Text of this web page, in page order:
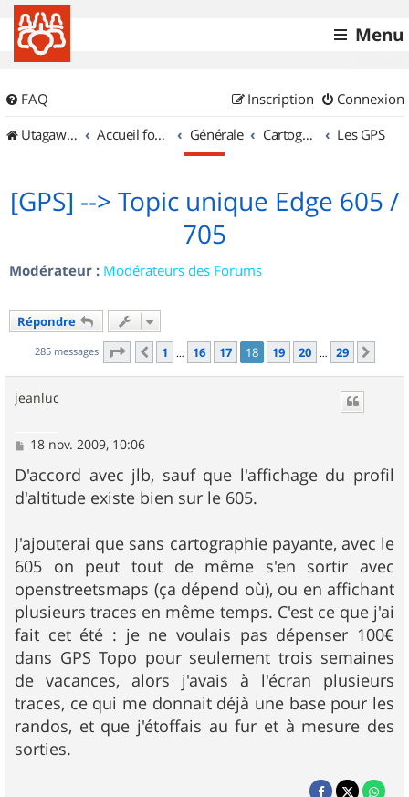
Menu
FAQ Connexion
Inscription
UtagawaVTT (Randos VTT et VTTAE avec traces GPS)
Accueil forum Générale Cartographie et GPS Les GPS
[GPS] --> Topic unique Edge 605 /
705
Modérateur : Modérateurs des Forums
Répondre
285 messages Page 18 sur29
Précédent
1 … 16 17 18 19 20 … 29
jeanluc
M
s
s
a
18 nov. 2009, 10:06
D'accord avec jlb, sauf que l'affichage du profil
d'altitude existe bien sur le 605.
J'ajouterai que sans cartographie payante, avec le
605 on peut tout de même s'en sortir avec
openstreetsmaps (ça dépend où), ou en affichant
plusieurs traces en même temps. C'est ce que j'ai
fait cet été : je ne voulais pas dépenser 100€
dans GPS Topo pour seulement trois semaines
de vacances, alors j'avais à l'écran plusieurs
traces, ce qui me donnait déjà une base pour les
randos, et que j'étoffais au fur et à mesure des
sorties.